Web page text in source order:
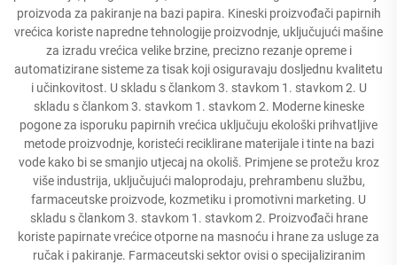
proizvoda za pakiranje na bazi papira. Kineski proizvođači papirnih
vrećica koriste napredne tehnologije proizvodnje, uključujući mašine
za izradu vrećica velike brzine, precizno rezanje opreme i
automatizirane sisteme za tisak koji osiguravaju dosljednu kvalitetu
i učinkovitost. U skladu s člankom 3. stavkom 1. stavkom 2. U
skladu s člankom 3. stavkom 1. stavkom 2. Moderne kineske
pogone za isporuku papirnih vrećica uključuju ekološki prihvatljive
metode proizvodnje, koristeći reciklirane materijale i tinte na bazi
vode kako bi se smanjio utjecaj na okoliš. Primjene se protežu kroz
više industrija, uključujući maloprodaju, prehrambenu službu,
farmaceutske proizvode, kozmetiku i promotivni marketing. U
skladu s člankom 3. stavkom 1. stavkom 2. Proizvođači hrane
koriste papirnate vrećice otporne na masnoću i hrane za usluge za
ručak i pakiranje. Farmaceutski sektor ovisi o specijaliziranim